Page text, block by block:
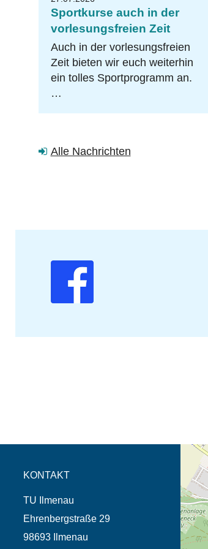
Sportkurse auch in der
vorlesungsfreien Zeit
Auch in der vorlesungsfreien
Zeit bieten wir euch weiterhin
ein tolles Sportprogramm an.
…
Alle Nachrichten
KONTAKT
TU Ilmenau
Ehrenbergstraße 29
98693 Ilmenau
Tab